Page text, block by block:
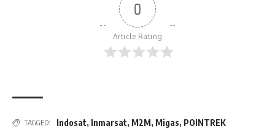
0
Article Rating
TAGGED: Indosat, Inmarsat, M2M, Migas, POINTREK